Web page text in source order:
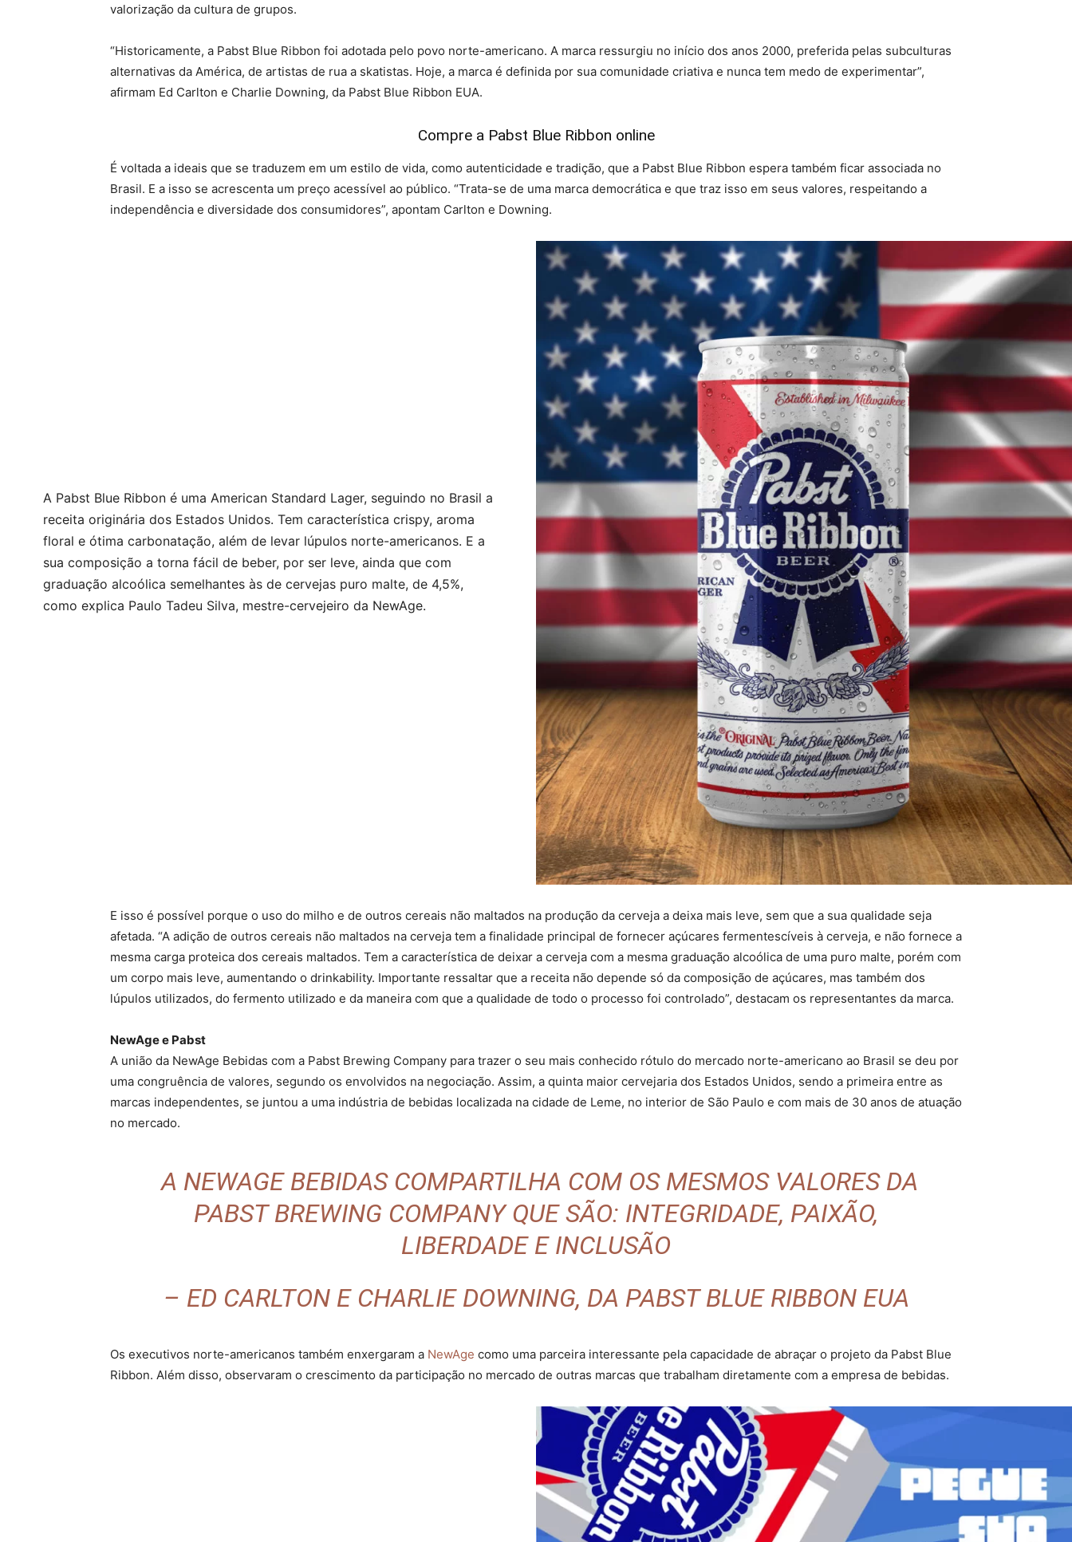
valorização da cultura de grupos.
“Historicamente, a Pabst Blue Ribbon foi adotada pelo povo norte-americano. A marca ressurgiu no início dos anos 2000, preferida pelas subculturas
alternativas da América, de artistas de rua a skatistas. Hoje, a marca é definida por sua comunidade criativa e nunca tem medo de experimentar”,
afirmam Ed Carlton e Charlie Downing, da Pabst Blue Ribbon EUA.
Compre a Pabst Blue Ribbon online
É voltada a ideais que se traduzem em um estilo de vida, como autenticidade e tradição, que a Pabst Blue Ribbon espera também ficar associada no
Brasil. E a isso se acrescenta um preço acessível ao público. “Trata-se de uma marca democrática e que traz isso em seus valores, respeitando a
independência e diversidade dos consumidores”, apontam Carlton e Downing.
A Pabst Blue Ribbon é uma American Standard Lager, seguindo no Brasil a
receita originária dos Estados Unidos. Tem característica crispy, aroma
floral e ótima carbonatação, além de levar lúpulos norte-americanos. E a
sua composição a torna fácil de beber, por ser leve, ainda que com
graduação alcoólica semelhantes às de cervejas puro malte, de 4,5%,
como explica Paulo Tadeu Silva, mestre-cervejeiro da NewAge.
E isso é possível porque o uso do milho e de outros cereais não maltados na produção da cerveja a deixa mais leve, sem que a sua qualidade seja
afetada. “A adição de outros cereais não maltados na cerveja tem a finalidade principal de fornecer açúcares fermentescíveis à cerveja, e não fornece a
mesma carga proteica dos cereais maltados. Tem a característica de deixar a cerveja com a mesma graduação alcoólica de uma puro malte, porém com
um corpo mais leve, aumentando o drinkability. Importante ressaltar que a receita não depende só da composição de açúcares, mas também dos
lúpulos utilizados, do fermento utilizado e da maneira com que a qualidade de todo o processo foi controlado”, destacam os representantes da marca.
NewAge e Pabst
A união da NewAge Bebidas com a Pabst Brewing Company para trazer o seu mais conhecido rótulo do mercado norte-americano ao Brasil se deu por
uma congruência de valores, segundo os envolvidos na negociação. Assim, a quinta maior cervejaria dos Estados Unidos, sendo a primeira entre as
marcas independentes, se juntou a uma indústria de bebidas localizada na cidade de Leme, no interior de São Paulo e com mais de 30 anos de atuação
no mercado.
A NEWAGE BEBIDAS COMPARTILHA COM OS MESMOS VALORES DA
PABST BREWING COMPANY QUE SÃO: INTEGRIDADE, PAIXÃO,
LIBERDADE E INCLUSÃO
– ED CARLTON E CHARLIE DOWNING, DA PABST BLUE RIBBON EUA
Os executivos norte-americanos também enxergaram a NewAge como uma parceira interessante pela capacidade de abraçar o projeto da Pabst Blue
Ribbon. Além disso, observaram o crescimento da participação no mercado de outras marcas que trabalham diretamente com a empresa de bebidas.